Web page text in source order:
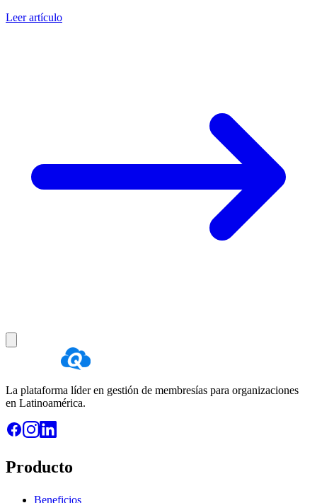
Leer artículo
La plataforma líder en gestión de membresías para organizaciones
en Latinoamérica.
Producto
Beneficios